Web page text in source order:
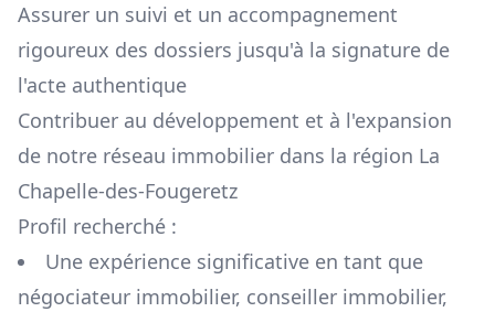
Assurer un suivi et un accompagnement
rigoureux des dossiers jusqu'à la signature de
l'acte authentique
Contribuer au développement et à l'expansion
de notre réseau immobilier dans la région La
Chapelle-des-Fougeretz
Profil recherché :
Une expérience significative en tant que
négociateur immobilier, conseiller immobilier,